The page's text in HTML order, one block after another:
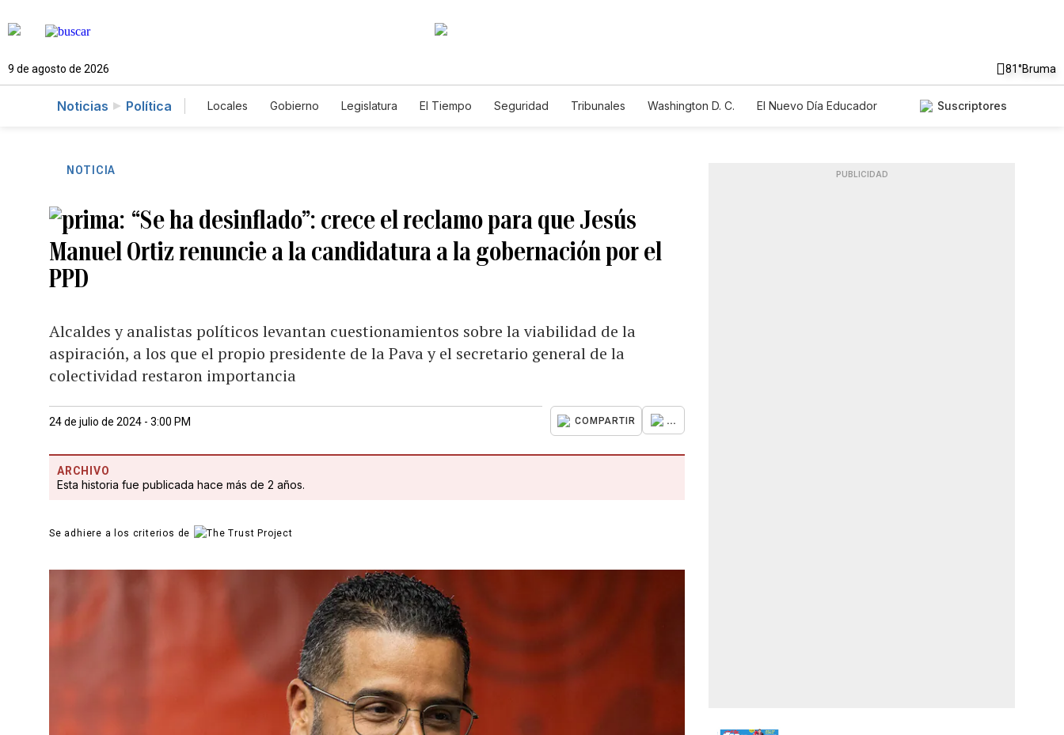
9 de agosto de 2026 81°Bruma
Noticias Política Locales Gobierno Legislatura El Tiempo Seguridad Tribunales Washington D. C.
El Nuevo Día Educador
Suscriptores
NOTICIA
“Se ha desinflado”: crece el reclamo para que Jesús
Manuel Ortiz renuncie a la candidatura a la gobernación por el
PPD
Alcaldes y analistas políticos levantan cuestionamientos sobre la viabilidad de la
aspiración, a los que el propio presidente de la Pava y el secretario general de la
colectividad restaron importancia
24 de julio de 2024 - 3:00 PM COMPARTIR ...
ARCHIVO
Esta historia fue publicada hace más de 2 años.
Se adhiere a los criterios de
PUBLICIDAD